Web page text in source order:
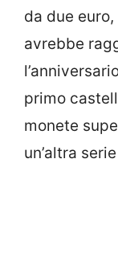
da due
avrebbe
primo
monete
un’altra